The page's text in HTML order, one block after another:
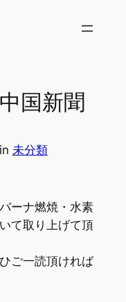
国新聞
in 未分類
ーナ燃焼・水素
て取り上げて頂
ご一読頂ければ